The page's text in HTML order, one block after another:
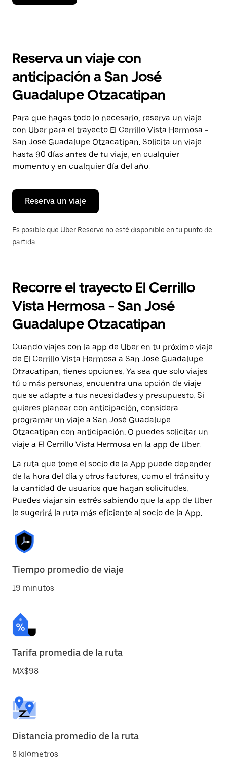
flecha
el
y
selecciona
una
Presiona
la
tecla Esc
para
cerrar
el
calendario.
Reserva un viaje con
anticipación a San José
Guadalupe Otzacatipan
Para que hagas todo lo necesario, reserva un viaje
con Uber para el trayecto El Cerrillo Vista Hermosa -
San José Guadalupe Otzacatipan. Solicita un viaje
hasta 90 días antes de tu viaje, en cualquier
momento y en cualquier día del año.
Reserva un viaje
Es posible que Uber Reserve no esté disponible en tu punto de
partida.
Recorre el trayecto El Cerrillo
Vista Hermosa - San José
Guadalupe Otzacatipan
Cuando viajes con la app de Uber en tu próximo viaje
de El Cerrillo Vista Hermosa a San José Guadalupe
Otzacatipan, tienes opciones. Ya sea que solo viajes
tú o más personas, encuentra una opción de viaje
que se adapte a tus necesidades y presupuesto. Si
quieres planear con anticipación, considera
programar un viaje a San José Guadalupe
Otzacatipan con anticipación. O puedes solicitar un
viaje a El Cerrillo Vista Hermosa en la app de Uber.
La ruta que tome el socio de la App puede depender
de la hora del día y otros factores, como el tránsito y
la cantidad de usuarios que hagan solicitudes.
Puedes viajar sin estrés sabiendo que la app de Uber
le sugerirá la ruta más eficiente al socio de la App.
Tiempo promedio de viaje
19 minutos
Tarifa promedia de la ruta
MX$98
Distancia promedio de la ruta
8 kilómetros